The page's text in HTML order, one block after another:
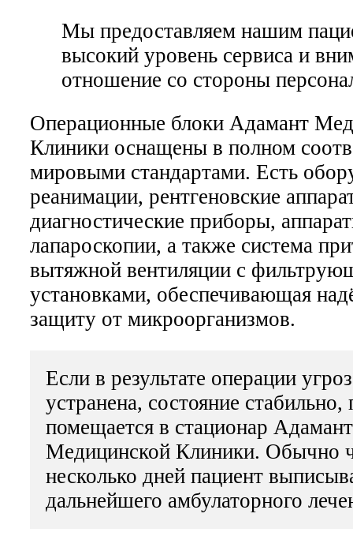
Мы предоставляем нашим
высокий уровень сервиса и
отношение со стороны
Операционные блоки Адамант
Клиники оснащены в полном
мировыми стандартами. Есть
реанимации, рентгеновские
диагностические приборы,
лапароскопии, а также система
вытяжной вентиляции с
установками, обеспечивающая
защиту от микроорганизмов.
Если в результате операции
устранена, состояние стабильно,
помещается в стационар Адамант
Медицинской Клиники. Обычно
несколько дней пациент
дальнейшего амбулаторного